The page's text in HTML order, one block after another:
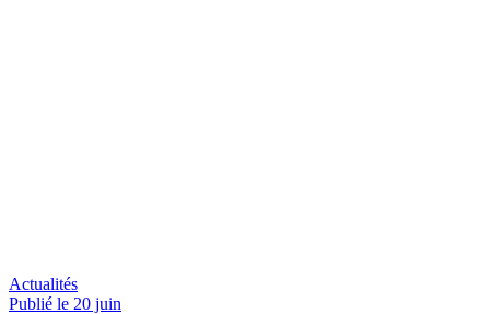
Actualités
Publié le 20 juin